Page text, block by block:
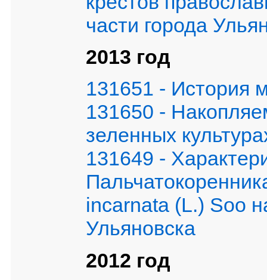
части города
2013 год
131651 - История
131650 -
зеленных
131649 -
incarnata (L.) Soo
Ульяновска
2012 год